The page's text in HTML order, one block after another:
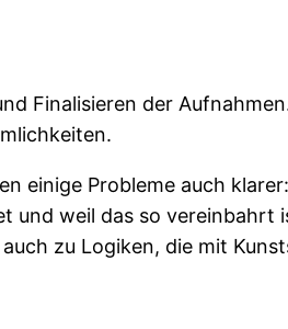
Finalisieren der
einige Probleme auch
weil das so vereinbahrt
zu Logiken, die mit